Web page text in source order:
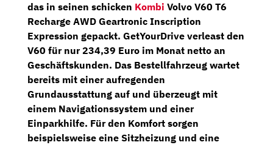
das in seinen schicken Kombi Volvo V60 T6
Recharge AWD Geartronic Inscription
Expression gepackt. GetYourDrive verleast den
V60 für nur234,39 Euro im Monat netto an
Geschäftskunden. Das Bestellfahrzeug wartet
bereits mit einer aufregenden
Grundausstattung auf und überzeugt mit
einem Navigationssystem und einer
Einparkhilfe. Für den Komfort sorgen
beispielsweise eine Sitzheizung und eine